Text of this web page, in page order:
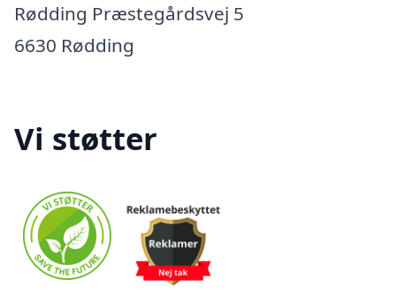
Rødding Præstegårdsvej 5
6630 Rødding
Vi støtter